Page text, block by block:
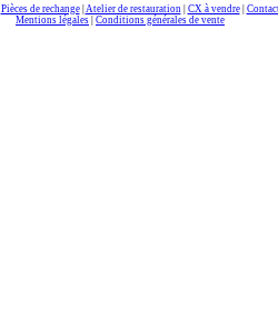
Pièces de rechange| Atelier de restauration| CX à vendre|
Mentions légales Conditions générales de vente